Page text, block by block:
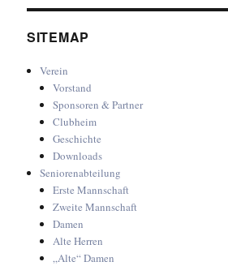
SITEMAP
Verein
Vorstand
Sponsoren & Partner
Clubheim
Geschichte
Downloads
Seniorenabteilung
Erste Mannschaft
Zweite Mannschaft
Damen
Alte Herren
„Alte“ Damen